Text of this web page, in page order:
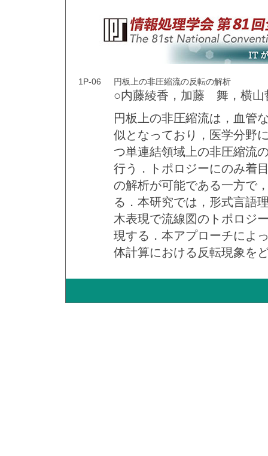
1P-06 円板上の非圧縮流の反転の解析
○内藤綾香，加藤 舞，横山
円板上の非圧縮流は，血管
似となっており，医学分野
つ単連結領域上の非圧縮流
行う．トポロジーにのみ着
の解析が可能である一方で
る．本研究では，形式言語
木表現で流線図のトポロジ
現する．本アプローチによ
体計算における反転現象を